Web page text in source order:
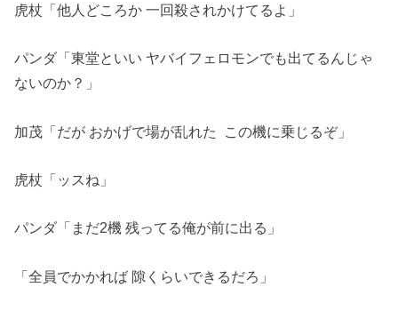
虎杖「他人どころか 一回殺されかけてるよ」
パンダ「東堂といい ヤバイフェロモンでも出てるんじゃ
ないのか？」
加茂「だが おかげで場が乱れた この機に乗じるぞ」
虎杖「ッスね」
パンダ「まだ2機 残ってる俺が前に出る」
「全員でかかれば 隙くらいできるだろ」